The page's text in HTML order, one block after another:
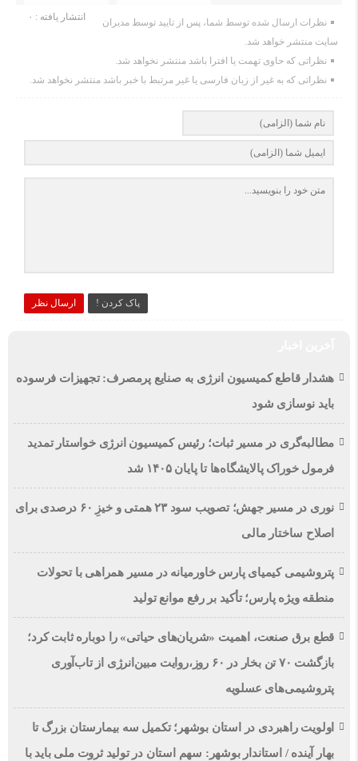
انتشار یافته : ۰
نظرات ارسال شده توسط شما، پس از تایید توسط مدیران
سایت منتشر خواهد شد.
نظراتی که حاوی تهمت یا افترا باشد منتشر نخواهد شد.
نظراتی که به غیر از زبان فارسی یا غیر مرتبط با خبر باشد منتشر نخواهد شد.
ارسال نظر پاک کردن !
هشدار قاطع کمیسیون انرژی به صنایع پرمصرف: تجهیزات فرسوده
باید نوسازی شود
مطالبه‌گری در مسیر ثبات؛ رئیس کمیسیون انرژی خواستار تمدید
فرمول خوراک پالایشگاه‌ها تا پایان ۱۴۰۵ شد
نوری در مسیر جهش؛ تصویب سود ۲۳ همتی و خیزِ ۶۰ درصدی برای
اصلاح ساختار مالی
پتروشیمی کیمیای پارس خاورمیانه در مسیر همراهی با تحولات
منطقه ویژه پارس؛ تأکید بر رفع موانع تولید
قطع برق صنعت، اهمیت «شریان‌های حیاتی» را دوباره ثابت کرد؛
بازگشت ۷۰ تن بخار در ۶۰ روز،روایت مبین‌انرژی از تاب‌آوری
پتروشیمی‌های عسلویه
اولویت راهبردی در استان بوشهر؛ تکمیل سه بیمارستان بزرگ تا
بهار آینده / استاندار بوشهر: سهم استان در تولید ثروت ملی باید با